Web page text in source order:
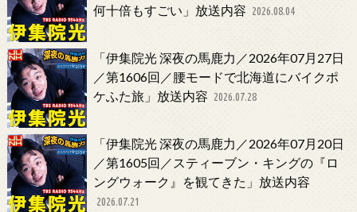
何十倍もすごい」放送内容 2026.08.04
「伊集院光 深夜の馬鹿力／2026年07月27日
／第1606回／腰モードで北海道にバイクポ
ケふた旅」放送内容 2026.07.28
「伊集院光 深夜の馬鹿力／2026年07月20日
／第1605回／スティーブン・キングの『ロ
ングウォーク』を観てきた」放送内容
2026.07.21